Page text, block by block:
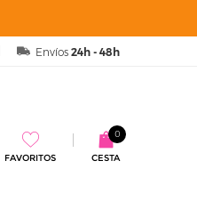
Envíos 24h - 48h
CESTA
0
FAVORITOS